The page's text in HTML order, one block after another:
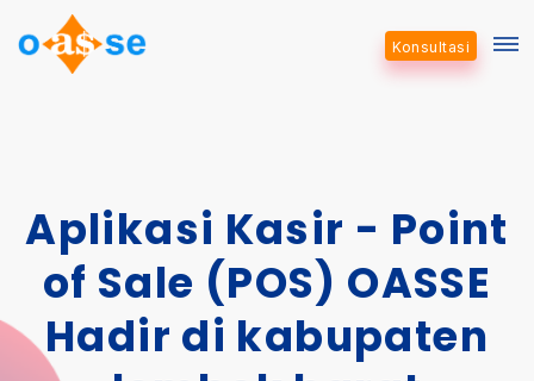
Konsultasi
Aplikasi Kasir - Point
of Sale (POS) OASSE
Hadir di kabupaten